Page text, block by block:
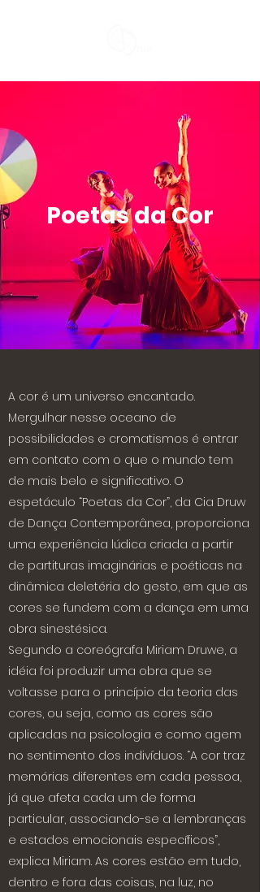
Poetas da Cor
A cor é um universo encantado.
Mergulhar nesse oceano de
possibilidades e cromatismos é entrar
em contato com o que o mundo tem
de mais belo e significativo. O
espetáculo “Poetas da Cor”, da Cia Druw
de Dança Contemporânea, proporciona
uma experiência lúdica criada a partir
de partituras imaginárias e poéticas na
dinâmica deletéria do gesto, em que as
cores se fundem com a dança em uma
obra sinestésica.
Segundo a coreógrafa Miriam Druwe, a
idéia foi produzir uma obra que se
voltasse para o princípio da teoria das
cores, ou seja, como as cores são
aplicadas na psicologia e como agem
no sentimento dos indivíduos. “A cor traz
memórias diferentes em cada pessoa,
já que afeta cada um de forma
particular, associando-se a lembranças
e estados emocionais específicos”,
explica Miriam. As cores estão em tudo,
dentro e fora das coisas, na luz, no